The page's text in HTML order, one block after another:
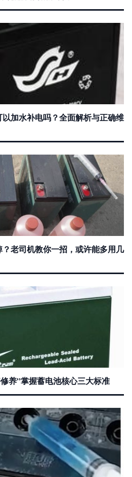
加水补电吗？全面解析与正确维
老司机教你一招，或许能多用几
养”掌握蓄电池核心三大标准